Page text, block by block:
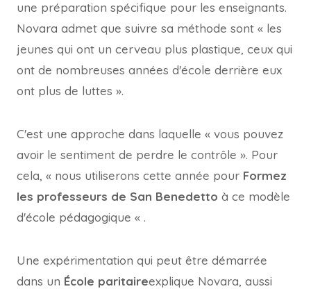
une préparation spécifique pour les enseignants.
Novara admet que suivre sa méthode sont « les
jeunes qui ont un cerveau plus plastique, ceux qui
ont de nombreuses années d'école derrière eux
ont plus de luttes ».
C'est une approche dans laquelle « vous pouvez
avoir le sentiment de perdre le contrôle ». Pour
cela, « nous utiliserons cette année pour Formez
les professeurs de San Benedetto à ce modèle
d'école pédagogique « .
Une expérimentation qui peut être démarrée
dans un École paritaireexplique Novara, aussi